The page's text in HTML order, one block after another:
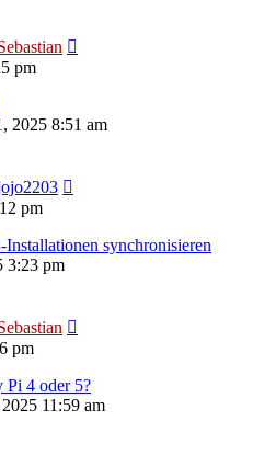
pm
2025 8:51 am
pm
synchronisieren
3:23 pm
pm
Pi 4 oder 5?
11:59 am